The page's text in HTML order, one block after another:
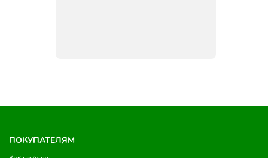
ПОКУПАТЕЛЯМ